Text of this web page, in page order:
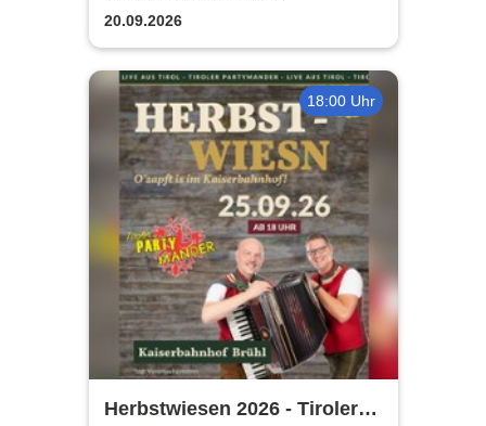
20.09.2026
18:00 Uhr
Herbstwiesen 2026 - Tiroler